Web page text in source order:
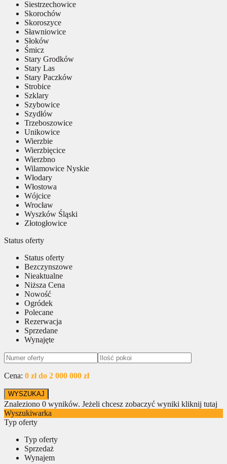
Siestrzechowice
Skorochów
Skoroszyce
Sławniowice
Słoków
Śmicz
Stary Grodków
Stary Las
Stary Paczków
Strobice
Szklary
Szybowice
Szydłów
Trzeboszowice
Unikowice
Wierzbie
Wierzbięcice
Wierzbno
Wilamowice Nyskie
Włodary
Włostowa
Wójcice
Wrocław
Wyszków Śląski
Złotogłowice
Status oferty
Status oferty
Bezczynszowe
Nieaktualne
Niższa Cena
Nowość
Ogródek
Polecane
Rezerwacja
Sprzedane
Wynajęte
Cena: 0 zł do 2 000 000 zł
Znaleziono 0 wyników. Jeżeli chcesz zobaczyć wyniki kliknij tutaj
Wyszukiwarka
Typ oferty
Typ oferty
Sprzedaż
Wynajem